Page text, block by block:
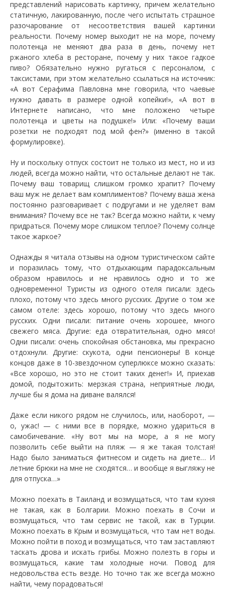
представлений нарисовать картинку, причем желательно
статичную, лакированную, после чего испытать страшное
разочарование от несоответствия вашей картинки
реальности. Почему номер выходит не на море, почему
полотенца не меняют два раза в день, почему нет
ржаного хлеба в ресторане, почему у них такое гадкое
пиво? Обязательно нужно ругаться с персоналом, с
таксистами, при этом желательно ссылаться на источник:
«А вот Серафима Павловна мне говорила, что чаевые
нужно давать в размере одной копейки!», «А вот в
Интернете написано, что мне положено четыре
полотенца и цветы на подушке!» Или: «Почему ваши
розетки не подходят под мой фен?» (именно в такой
формулировке).
Ну и поскольку отпуск состоит не только из мест, но и из
людей, всегда можно найти, что остальные делают не так.
Почему ваш товарищ слишком громко храпит? Почему
ваш муж не делает вам комплиментов? Почему ваша жена
постоянно разговаривает с подругами и не уделяет вам
внимания? Почему все не так? Всегда можно найти, к чему
придраться. Почему море слишком теплое? Почему солнце
такое жаркое?
Однажды я читала отзывы на одном туристическом сайте
и поразилась тому, что отдыхающим парадоксальным
образом нравилось и не нравилось одно и то же
одновременно! Туристы из одного отеля писали: здесь
плохо, потому что здесь много русских. Другие о том же
самом отеле: здесь хорошо, потому что здесь много
русских. Одни писали: питание очень хорошее, много
свежего мяса. Другие: еда отвратительная, одно мясо!
Одни писали: очень спокойная обстановка, мы прекрасно
отдохнули. Другие: скукота, одни пенсионеры! В конце
концов даже в 10-звездочном суперлюксе можно сказать:
«Все хорошо, но это не стоит таких денег!» И, приехав
домой, подытожить: мерзкая страна, неприятные люди,
лучше бы я дома на диване валялся!
Даже если никого рядом не случилось, или, наоборот, —
о, ужас! — с ними все в порядке, можно удариться в
самобичевание. «Ну вот мы на море, а я не могу
позволить себе выйти на пляж — я же такая толстая!
Надо было заниматься фитнесом и сидеть на диете… И
летние брюки на мне не сходятся… и вообще я выгляжу не
для отпуска…»
Можно поехать в Таиланд и возмущаться, что там кухня
не такая, как в Болгарии. Можно поехать в Сочи и
возмущаться, что там сервис не такой, как в Турции.
Можно поехать в Крым и возмущаться, что там нет воды.
Можно пойти в поход и возмущаться, что там заставляют
таскать дрова и искать грибы. Можно полезть в горы и
возмущаться, какие там холодные ночи. Повод для
недовольства есть везде. Но точно так же всегда можно
найти, чему порадоваться!